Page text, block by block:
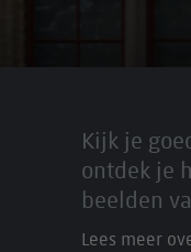
Kijk je
ontdek je
beelden
Lees meer